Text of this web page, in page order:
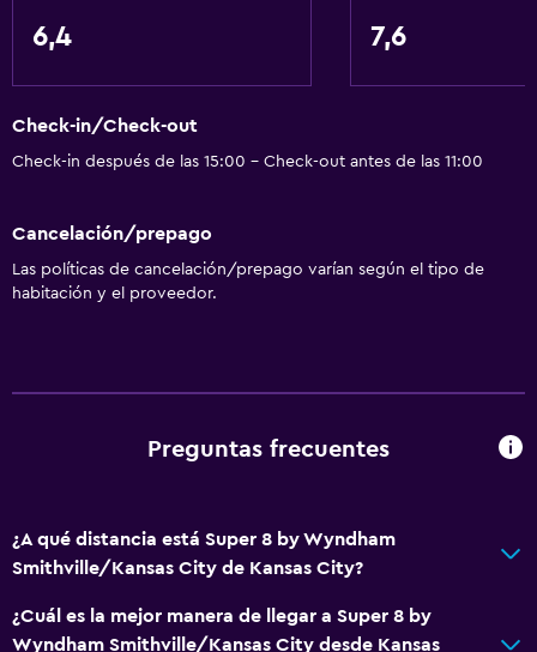
6,4 7,6
Check-in/Check-out
Check-in después de las 15:00 - Check-out antes de las 11:00
Cancelación/prepago
Las políticas de cancelación/prepago varían según el tipo de
habitación y el proveedor.
Preguntas frecuentes
¿A qué distancia está Super 8 by Wyndham
Smithville/Kansas City de Kansas City?
¿Cuál es la mejor manera de llegar a Super 8 by
Wyndham Smithville/Kansas City desde Kansas